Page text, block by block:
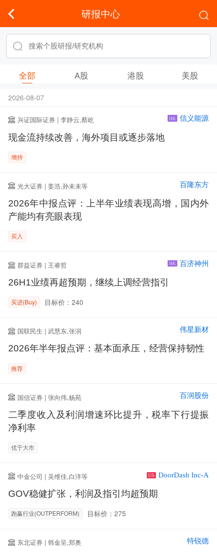
研报中心
全部 A股 港股 美股
2026-08-07
兴证国际证券 | 李静云,蔡屹 HK 信义能源
现金流持续改善，海外项目或逐步落地
增持
光大证券 | 姜浩,孙未未等 百隆东方
2026年中报点评：上半年业绩表现高增，国内外
产能均有亮眼表现
买入
群益证券 | 王睿哲 HK 百济神州
26H1业绩再超预期，继续上调经营指引
买进(Buy) 目标价：240
国联民生 | 武慧东,张润 伟星新材
2026年半年报点评：基本面承压，经营保持韧性
推荐
国信证券 | 张向伟,杨苑 百润股份
二季度收入及利润增速环比提升，税率下行提振
净利率
优于大市
中金公司 | 吴维佳,白洋等 US DoorDash Inc-A
GOV稳健扩张，利润及指引均超预期
跑赢行业(OUTPERFORM) 目标价：275
东北证券 | 韩金呈,郑奥 特锐德